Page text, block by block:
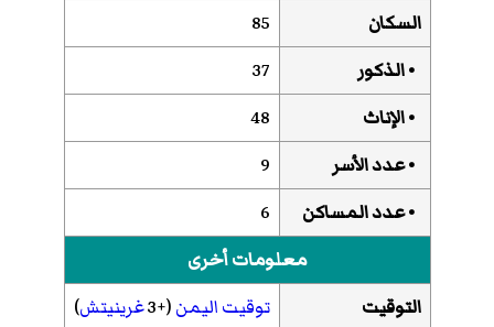
السكان
85
• الذكور
37
• الإناث
48
• عدد الأسر
9
• عدد المساكن
6
معلومات أخرى
التوقيت
توقيت اليمن(+3 غرينيتش)